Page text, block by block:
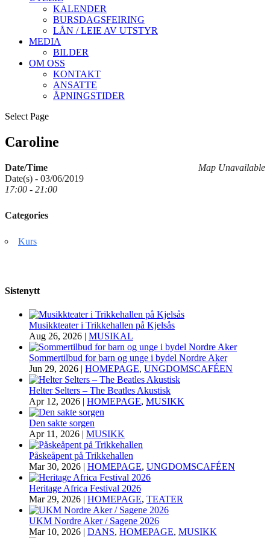
KALENDER
BURSDAGSFEIRING
LÅN / LEIE AV UTSTYR
MEDIA
BILDER
OM OSS
KONTAKT
ANSATTE
ÅPNINGSTIDER
Select Page
Caroline
Map Unavailable
Date/Time
Date(s) - 03/06/2019
17:00 - 21:00
Categories
Kurs
Sistenytt
Musikkteater i Trikkehallen på Kjelsås
Aug 26, 2026 | MUSIKAL
Sommertilbud for barn og unge i bydel Nordre Aker
Jun 29, 2026 | HOMEPAGE, UNGDOMSCAFÉEN
Helter Selters – The Beatles Akustisk
Apr 12, 2026 | HOMEPAGE, MUSIKK
Den sakte sorgen
Apr 11, 2026 | MUSIKK
Påskeåpent på Trikkehallen
Mar 30, 2026 | HOMEPAGE, UNGDOMSCAFÉEN
Heritage Africa Festival 2026
Mar 29, 2026 | HOMEPAGE, TEATER
UKM Nordre Aker / Sagene 2026
Mar 10, 2026 | DANS, HOMEPAGE, MUSIKK